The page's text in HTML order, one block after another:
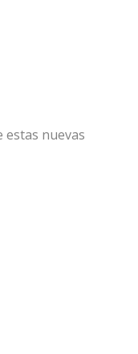
estas nuevas